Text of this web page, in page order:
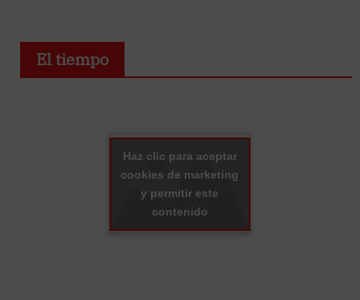
El tiempo
Haz clic para aceptar
cookies de marketing
y permitir este
contenido